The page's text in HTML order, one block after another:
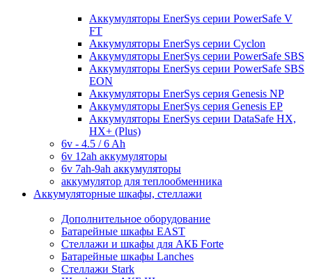
Аккумуляторы EnerSys серии PowerSafe V
FT
Аккумуляторы EnerSys серии Cyclon
Аккумуляторы EnerSys серии PowerSafe SBS
Аккумуляторы EnerSys серии PowerSafe SBS
EON
Аккумуляторы EnerSys серия Genesis NP
Аккумуляторы EnerSys серия Genesis EP
Аккумуляторы EnerSys серии DataSafe HX,
HX+ (Plus)
6v - 4.5 / 6 Ah
6v 12ah аккумуляторы
6v 7ah-9ah аккумуляторы
аккумулятор для теплообменника
Аккумуляторные шкафы, стеллажи
Дополнительное оборудование
Батарейные шкафы EAST
Стеллажи и шкафы для АКБ Forte
Батарейные шкафы Lanches
Стеллажи Stark